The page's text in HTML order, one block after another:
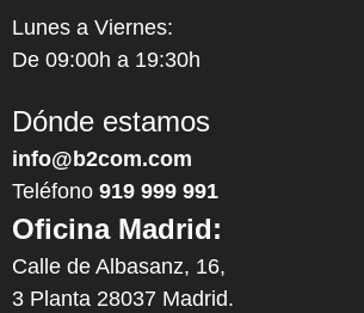
Lunes a Viernes:
De 09:00h a 19:30h
Dónde estamos
info@b2com.com
Teléfono 919 999 991
Oficina Madrid:
Calle de Albasanz, 16,
3 Planta 28037 Madrid.